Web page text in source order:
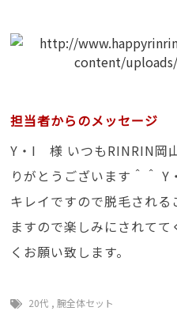
担当者からのメッセージ
Y・I 様 いつもRINRIN岡
りがとうございます＾＾
キレイですので脱毛され
ますので楽しみにされて
くお願い致します。
20代 ,腕全体セット